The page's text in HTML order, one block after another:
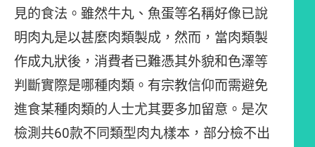
見的食法。雖然牛丸、魚蛋等名稱好像已說
明肉丸是以甚麼肉類製成，然而，當肉類製
作成丸狀後，消費者已難憑其外貌和色澤等
判斷實際是哪種肉類。有宗教信仰而需避免
進食某種肉類的人士尤其要多加留意。是次
檢測共60款不同類型肉丸樣本，部分檢不出